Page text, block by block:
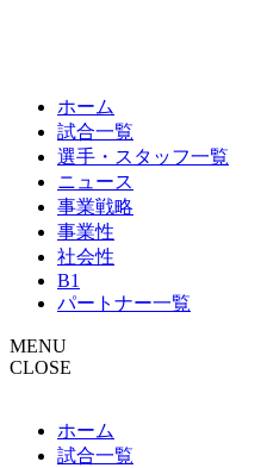
ホーム
試合一覧
選手・スタッフ一覧
ニュース
事業戦略
事業性
社会性
B1
パートナー一覧
MENU
CLOSE
ホーム
試合一覧